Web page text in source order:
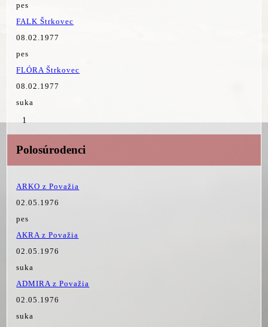
pes
FALK Štrkovec
08.02.1977
pes
FLÓRA Štrkovec
08.02.1977
suka
1
Polosúrodenci
ARKO z Považia
02.05.1976
pes
AKRA z Považia
02.05.1976
suka
ADMIRA z Považia
02.05.1976
suka